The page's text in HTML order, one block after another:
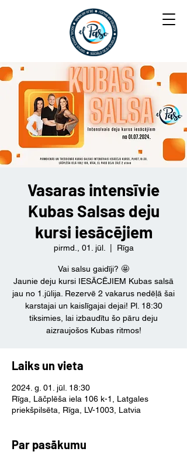
Vasaras intensīvie
Kubas Salsas deju
kursi iesācējiem
pirmd., 01. jūl. Rīga
Vai salsu gaidīji? 🤩
Jaunie deju kursi IESĀCĒJIEM Kubas salsā
jau no 1.jūlija. Rezervē 2 vakarus nedēļā šai
karstajai un kaislīgajai dejai! Pl. 18:30
tiksimies, lai izbaudītu šo pāru deju
aizraujošos Kubas ritmos!
Laiks un vieta
2024. g. 01. jūl. 18:30
Rīga, Lāčplēša iela 106 k-1, Latgales
priekšpilsēta, Rīga, LV-1003, Latvia
Par pasākumu